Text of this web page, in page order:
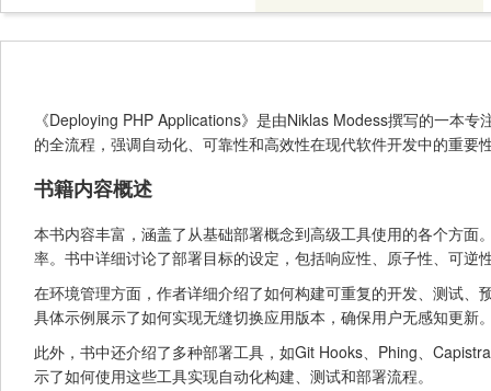
《Deploying PHP Applications》是由Niklas Modess撰写的一本
的全流程，强调自动化、可靠性和高效性在现代软件开发中的重要
书籍内容概述
本书内容丰富，涵盖了从基础部署概念到高级工具使用的各个方
率。书中详细讨论了部署目标的设定，包括响应性、原子性、可
在环境管理方面，作者详细介绍了如何构建可重复的开发、测试
具体示例展示了如何实现无缝切换应用版本，确保用户无感知更新
此外，书中还介绍了多种部署工具，如Git Hooks、Phing、
示了如何使用这些工具实现自动化构建、测试和部署流程。